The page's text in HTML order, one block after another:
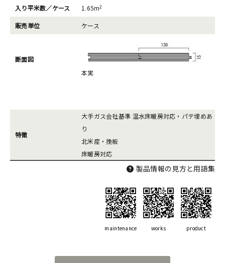
入り平米数／ケース 1.65m2
販売単位 ケース
断面図
本実
特徴
大手ガス会社基準 温水床暖房対応・パテ埋めあ
り
北米産・挽板
床暖房対応
製品情報の見方と用語集
maintenance works product